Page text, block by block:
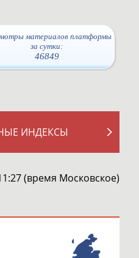
материалов платформы
за сутки:
46849
ИНДЕКСЫ
(время Московское)